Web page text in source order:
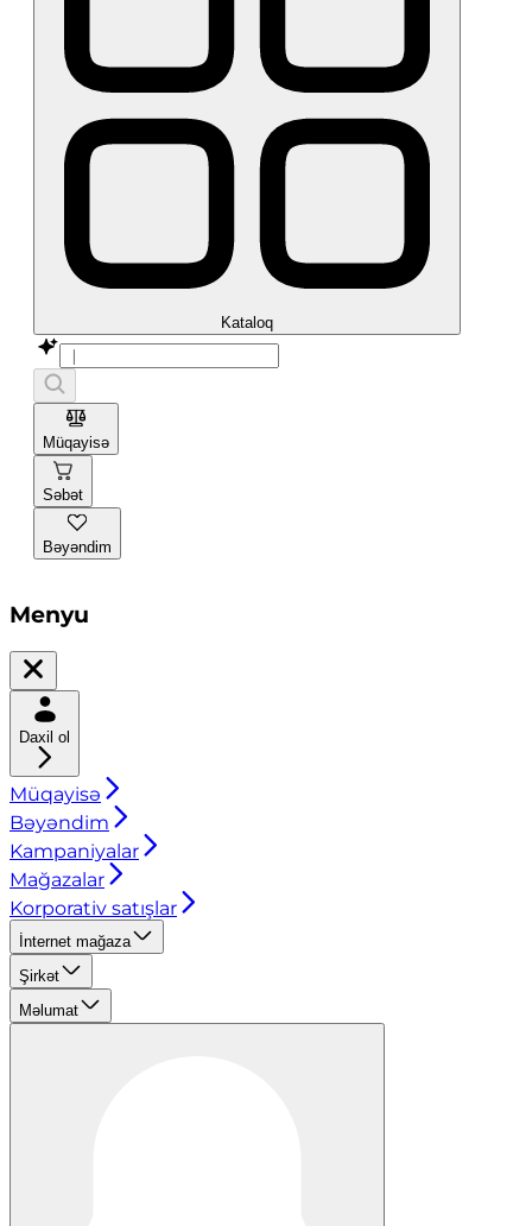
Kataloq
Müqayisə
Səbət
Bəyəndim
Menyu
Daxil ol
Müqayisə
Bəyəndim
Kampaniyalar
Mağazalar
Korporativ satışlar
İnternet mağaza
Şirkət
Məlumat